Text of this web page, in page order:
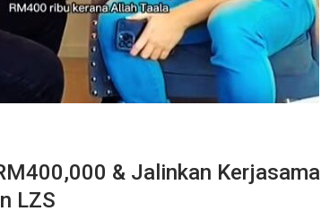
& Jalinkan Kerjasama
LZS